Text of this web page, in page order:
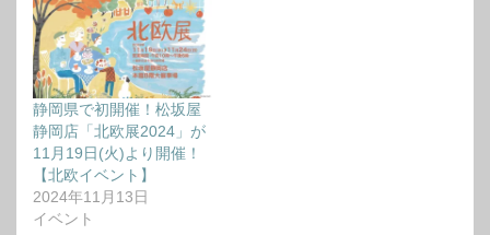
静岡県で初開催！松坂屋
静岡店「北欧展2024」が
11月19日(火)より開催！
【北欧イベント】
2024年11月13日
イベント